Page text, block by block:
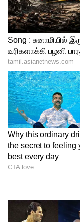
ramarajan
இந்நிலையில்
எழுத்தாளர்
சூறா
ஒன்றிற்கு
அதாவது
ஊரு நல்ல
அழகப்பன்
ஆனால்
சந்தித்துள்ளது.